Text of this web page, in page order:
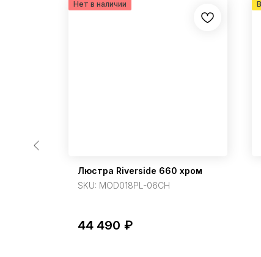
Люстра Riverside 660 хром
SKU: MOD018PL-06CH
44 490 ₽